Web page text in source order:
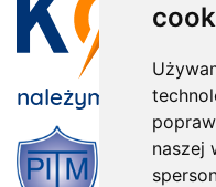
naszej
należymy do: